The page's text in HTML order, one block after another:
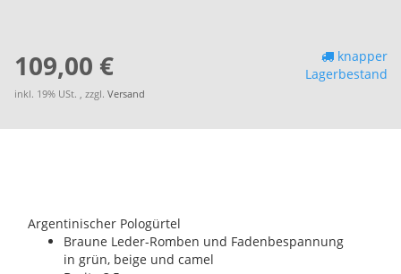
109,00 €
inkl. 19% USt. , zzgl. Versand
knapper
Lagerbestand
Argentinischer Pologürtel
Braune Leder-Romben und Fadenbespannung
in grün, beige und camel